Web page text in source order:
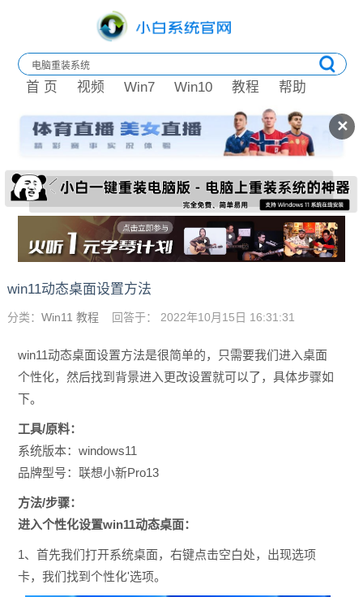
✕
首 页 视频 Win7 Win10 教程 帮助
win11动态桌面设置方法
分类： Win11 教程 回答于： 2022年10月15日 16:31:31
win11动态桌面设置方法是很简单的，只需要我们进入桌面
个性化，然后找到背景进入更改设置就可以了，具体步骤如
下。
工具/原料：
系统版本：windows11
品牌型号：联想小新Pro13
方法/步骤：
进入个性化设置win11动态桌面：
1、首先我们打开系统桌面，右键点击空白处，出现选项
卡，我们找到个性化'选项。